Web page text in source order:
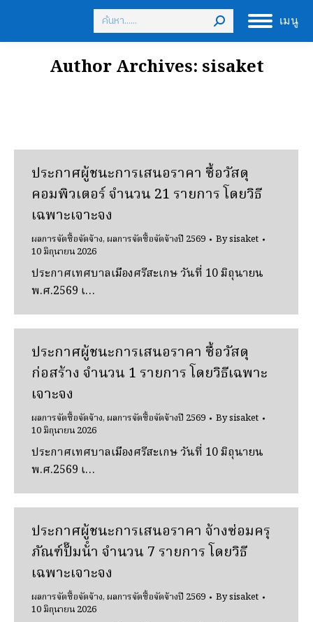
เมนู
Search:
Author Archives: sisaket
ประกาศผู้ชนะการเสนอราคา ซื้อวัสดุ
คอมพิวเตอร์ จํานวน 21 รายการ โดยวิธี
เฉพาะเจาะจง
ผลการจัดซื้อจัดจ้าง,ผลการจัดซื้อจัดจ้างปี 2569 Bysisaket
10 มิถุนายน 2026
ประกาศเทศบาลเมืองศรีสะเกษ วันที่ 10 มิถุนายน
พ.ศ.2569 เ…
ประกาศผู้ชนะการเสนอราคา ซื้อวัสดุ
ก่อสร้าง จํานวน 1 รายการ โดยวิธีเฉพาะ
เจาะจง
ผลการจัดซื้อจัดจ้าง,ผลการจัดซื้อจัดจ้างปี 2569 Bysisaket
10 มิถุนายน 2026
ประกาศเทศบาลเมืองศรีสะเกษ วันที่ 10 มิถุนายน
พ.ศ.2569 เ…
ประกาศผู้ชนะการเสนอราคา จ้างซ่อมครุ
ภัณฑ์ปั๊มน้ํา จํานวน 7 รายการ โดยวิธี
เฉพาะเจาะจง
ผลการจัดซื้อจัดจ้าง,ผลการจัดซื้อจัดจ้างปี 2569 Bysisaket
10 มิถุนายน 2026